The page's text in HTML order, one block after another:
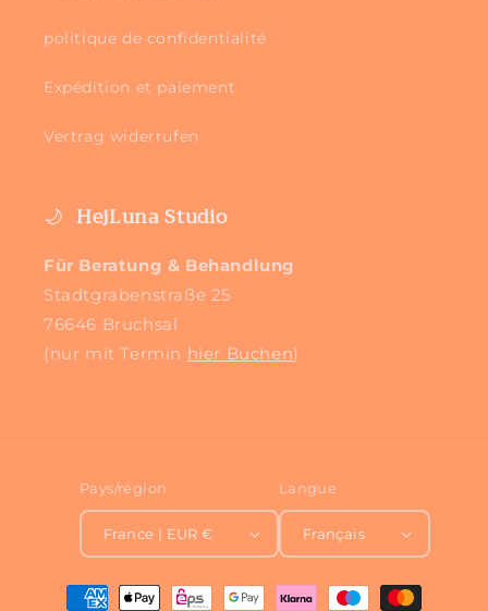
politique de confidentialité
Expédition et paiement
Vertrag widerrufen
🌙 HejLuna Studio
Für Beratung & Behandlung
Stadtgrabenstraße 25
76646 Bruchsal
(nur mit Termin hier Buchen)
Pays/région
France | EUR €
Langue
Français